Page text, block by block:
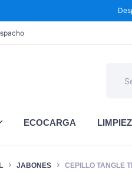
ECOCARGA
JABONES CEPILLO TANGLE